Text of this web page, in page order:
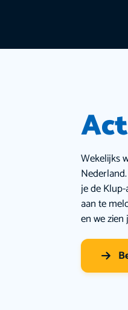
Wekelijks
je de
aan te
en we